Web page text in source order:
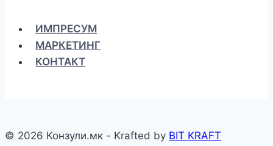
ИМПРЕСУМ
МАРКЕТИНГ
КОНТАКТ
© 2026 Конзули.мк - Krafted by BIT KRAFT